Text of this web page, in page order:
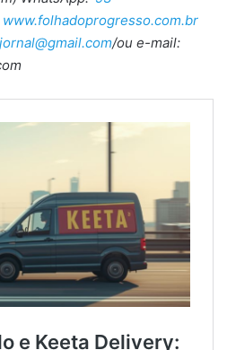
www.folhadoprogresso.com.br
/ou e-mail: